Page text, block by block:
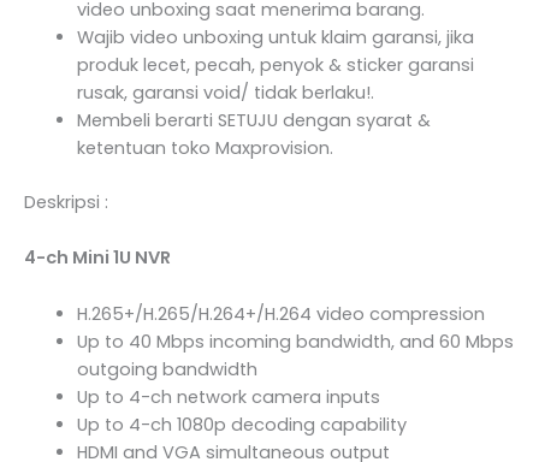
video unboxing saat menerima barang.
Wajib video unboxing untuk klaim garansi, jika
produk lecet, pecah, penyok & sticker garansi
rusak, garansi void/ tidak berlaku!.
Membeli berarti SETUJU dengan syarat &
ketentuan toko Maxprovision.
Deskripsi :
4-ch Mini 1U NVR
H.265+/H.265/H.264+/H.264 video compression
Up to 40 Mbps incoming bandwidth, and 60 Mbps
outgoing bandwidth
Up to 4-ch network camera inputs
Up to 4-ch 1080p decoding capability
HDMI and VGA simultaneous output